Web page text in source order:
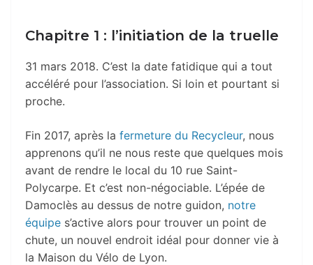
Chapitre 1 : l’initiation de la truelle
31 mars 2018. C’est la date fatidique qui a tout
accéléré pour l’association. Si loin et pourtant si
proche.
Fin 2017, après la fermeture du Recycleur, nous
apprenons qu’il ne nous reste que quelques mois
avant de rendre le local du 10 rue Saint-
Polycarpe. Et c’est non-négociable. L’épée de
Damoclès au dessus de notre guidon, notre
équipe s’active alors pour trouver un point de
chute, un nouvel endroit idéal pour donner vie à
la Maison du Vélo de Lyon.